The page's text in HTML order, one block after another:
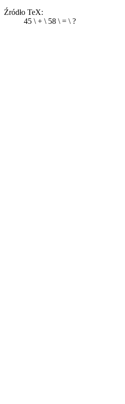
Źródło TeX:
45 \ + \ 58 \ = \ ?